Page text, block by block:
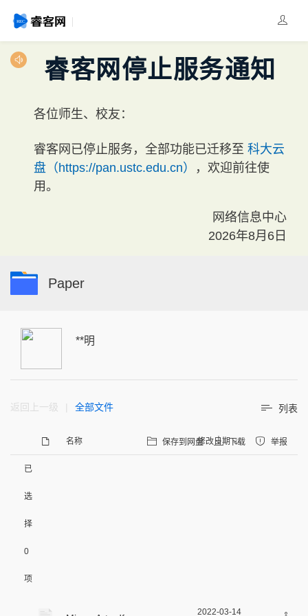
睿客网停止服务通知
各位师生、校友：
睿客网已停止服务，全部功能已迁移至 科大云
盘（https://pan.ustc.edu.cn）
，欢迎前往使
用。
网络信息中心
2026年8月6日
Paper
返回上一级 全部文件 列表
已
选
择
0
项
名称 修改日期
保存到网盘 下载 举报
2022-03-14
**明